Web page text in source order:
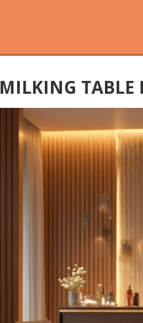
TABLE